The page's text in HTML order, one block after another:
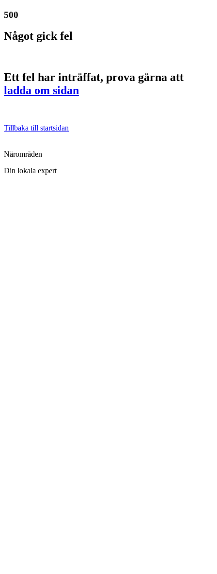
500
Något gick fel
Ett fel har inträffat, prova gärna att
ladda om sidan
Tillbaka till startsidan
Närområden
Din lokala expert